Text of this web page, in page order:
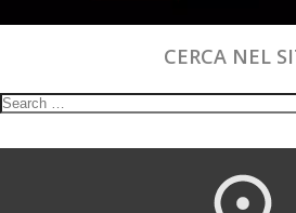
CERCA NEL
Search